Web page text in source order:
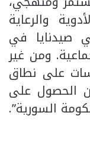
والرعاية
صيدنايا في
ومن غير
على نطاق
الحصول على
السورية”.